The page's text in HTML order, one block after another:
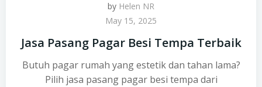
by Helen NR
May 15, 2025
Jasa Pasang Pagar Besi Tempa Terbaik
Butuh pagar rumah yang estetik dan tahan lama?
Pilih jasa pasang pagar besi tempa dari